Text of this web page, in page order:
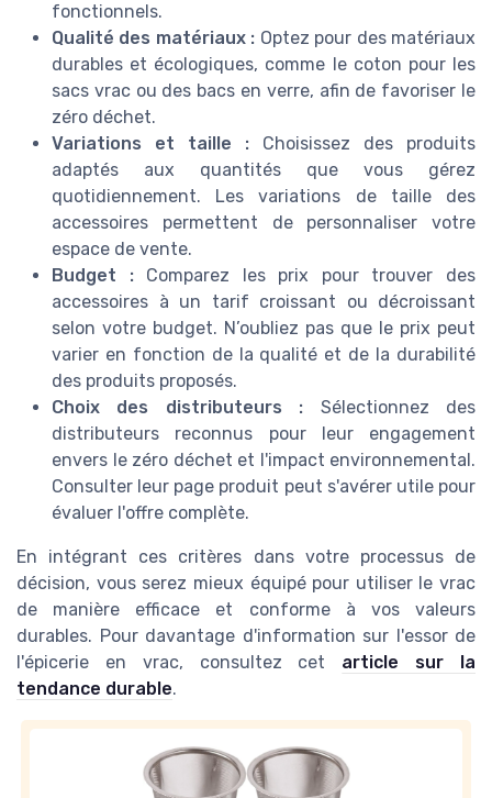
fonctionnels.
Qualité des matériaux : Optez pour des matériaux
durables et écologiques, comme le coton pour les
sacs vrac ou des bacs en verre, afin de favoriser le
zéro déchet.
Variations et taille : Choisissez des produits
adaptés aux quantités que vous gérez
quotidiennement. Les variations de taille des
accessoires permettent de personnaliser votre
espace de vente.
Budget :Comparez les prix pour trouver des
accessoires à un tarif croissant ou décroissant
selon votre budget. N’oubliez pas que le prix peut
varier en fonction de la qualité et de la durabilité
des produits proposés.
Choix des distributeurs : Sélectionnez des
distributeurs reconnus pour leur engagement
envers le zéro déchet et l'impact environnemental.
Consulter leur page produit peut s'avérer utile pour
évaluer l'offre complète.
En intégrant ces critères dans votre processus de
décision, vous serez mieux équipé pour utiliser le vrac
de manière efficace et conforme à vos valeurs
durables. Pour davantage d'information sur l'essor de
l'épicerie en vrac, consultez cet article sur la
tendance durable.